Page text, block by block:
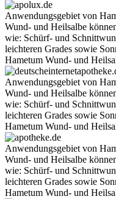
Anwendungsgebiet von
Wund- und Heilsalbe
wie: Schürf- und
leichteren Grades sowie
Hametum Wund- und
Anwendungsgebiet von
Wund- und Heilsalbe
wie: Schürf- und
leichteren Grades sowie
Hametum Wund- und
Anwendungsgebiet von
Wund- und Heilsalbe
wie: Schürf- und
leichteren Grades sowie
Hametum Wund- und